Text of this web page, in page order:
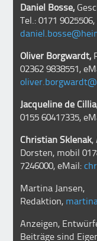
Daniel Bosse,
Tel.: 0171
Oliver Borgwardt,
02362 9838551,
Jacqueline de
0155 60417335,
Christian Sklenak,
Dorsten, mobil
7246000, eMail:
Martina Jansen,
Redaktion,
Anzeigen,
Beiträge sind